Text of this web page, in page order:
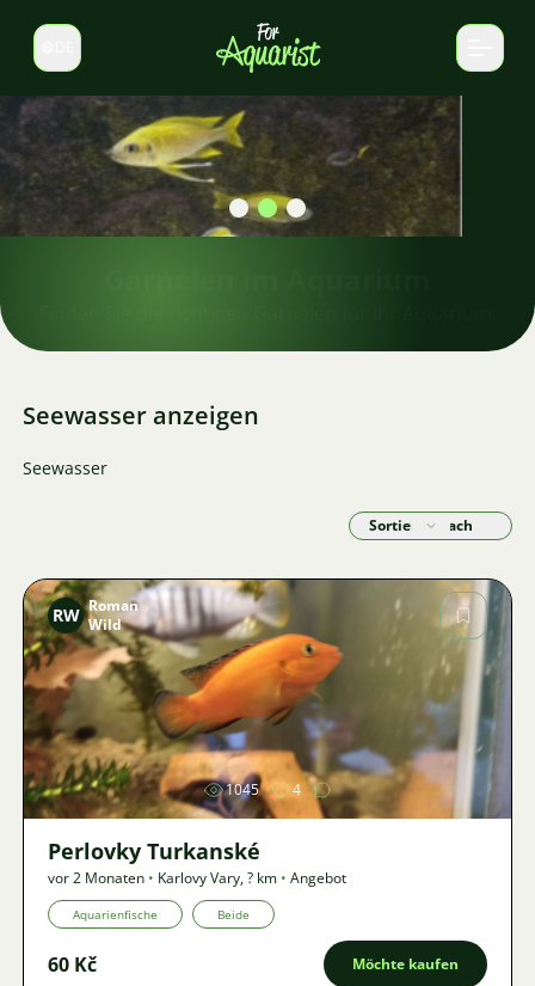
Sprache wechseln
Seewasser anzeigen
Seewasser
Sortieren nach
Bild
RW Roman
Wild
1045 4
Perlovky Turkanské
vor 2 Monaten • Karlovy Vary,? km • Angebot
Aquarienfische Beide
60 Kč Möchte kaufen